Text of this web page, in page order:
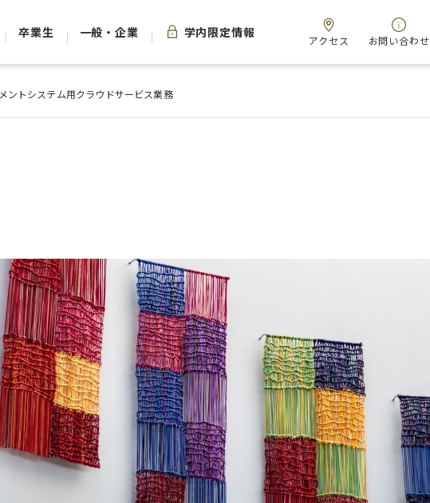
卒業生 一般・企業 学内限定情報
アクセス お問い合わせ
ントシステム用クラウドサービス業務